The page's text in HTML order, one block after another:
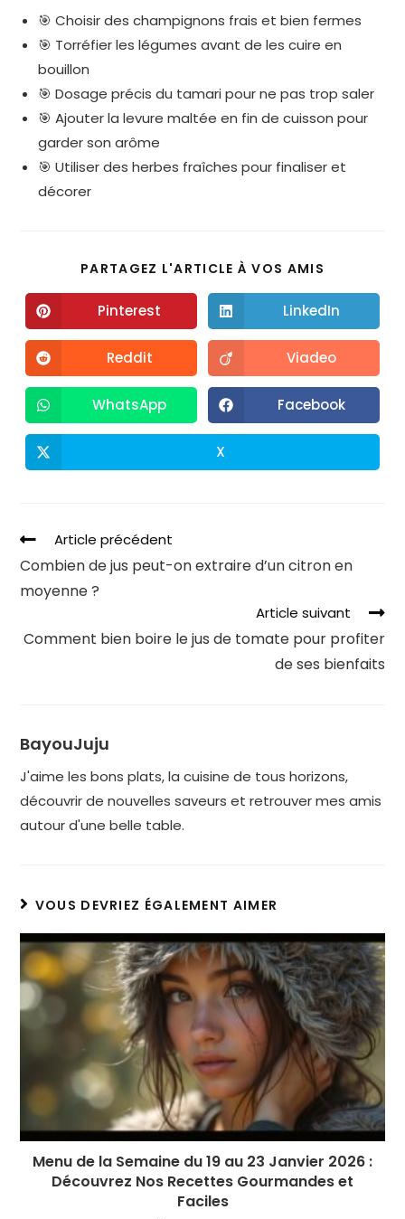
🎯 Choisir des champignons frais et bien fermes
🎯 Torréfier les légumes avant de les cuire en
bouillon
🎯 Dosage précis du tamari pour ne pas trop saler
🎯 Ajouter la levure maltée en fin de cuisson pour
garder son arôme
🎯 Utiliser des herbes fraîches pour finaliser et
décorer
PARTAGEZ L'ARTICLE À VOS AMIS
Pinterest LinkedIn
Reddit Viadeo
WhatsApp Facebook
X
Article précédent
Combien de jus peut-on extraire d’un citron en
moyenne ?
Article suivant
Comment bien boire le jus de tomate pour profiter
de ses bienfaits
BayouJuju
J'aime les bons plats, la cuisine de tous horizons,
découvrir de nouvelles saveurs et retrouver mes amis
autour d'une belle table.
VOUS DEVRIEZ ÉGALEMENT AIMER
Menu de la Semaine du 19 au 23 Janvier 2026 :
Découvrez Nos Recettes Gourmandes et
Faciles